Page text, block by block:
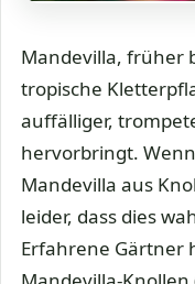
Mandevilla, früher
tropische
auffälliger,
hervorbringt.
Mandevilla aus
leider, dass dies
Erfahrene Gärtner